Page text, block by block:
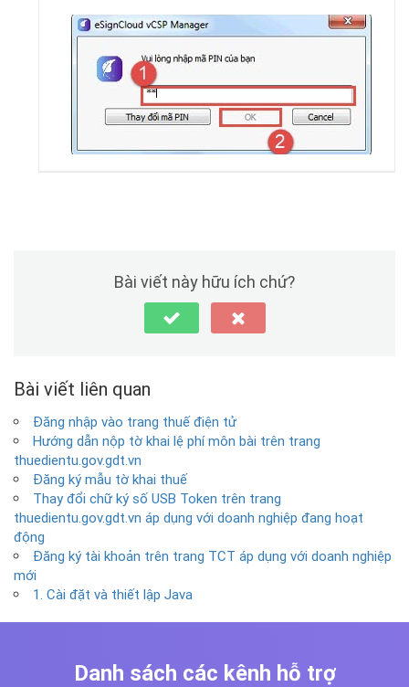
Bài viết này hữu ích chứ?
Bài viết liên quan
Đăng nhập vào trang thuế điện tử
Hướng dẫn nộp tờ khai lệ phí môn bài trên trang
thuedientu.gov.gdt.vn
Đăng ký mẫu tờ khai thuế
Thay đổi chữ ký số USB Token trên trang
thuedientu.gov.gdt.vn áp dụng với doanh nghiệp đang hoạt
động
Đăng ký tài khoản trên trang TCT áp dụng với doanh nghiệp
mới
1. Cài đặt và thiết lập Java
Danh sách các kênh hỗ trợ